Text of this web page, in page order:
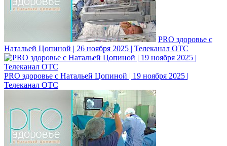
PRO здоровье с
Натальей Цопиной | 26 ноября 2025 | Телеканал ОТС
PRO здоровье с Натальей Цопиной | 19 ноября 2025 |
Телеканал ОТС